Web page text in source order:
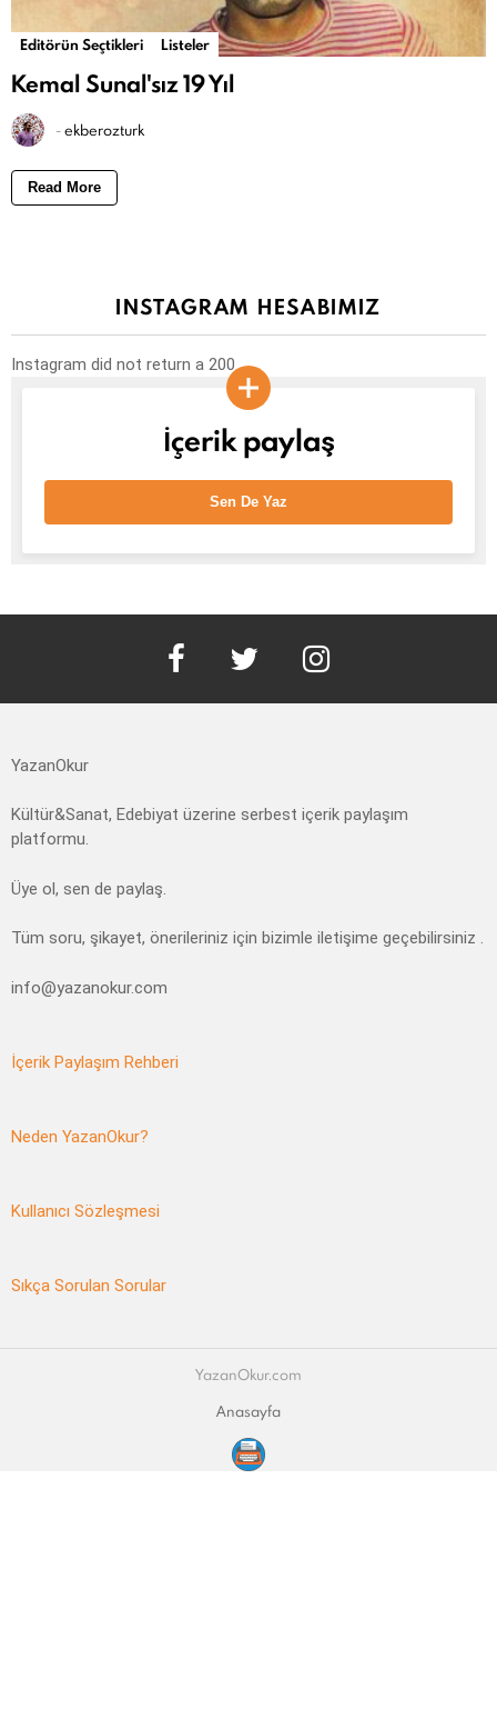
Editörün Seçtikleri Listeler
Kemal Sunal'sız 19 Yıl
-ekberozturk
Read More
INSTAGRAM HESABIMIZ
Instagram did not return a 200.
İçerik paylaş
Sen De Yaz
YazanOkur
Kültür&Sanat, Edebiyat üzerine serbest içerik paylaşım
platformu.
Üye ol, sen de paylaş.
Tüm soru, şikayet, önerileriniz için bizimle iletişime geçebilirsiniz .
info@yazanokur.com
İçerik Paylaşım Rehberi
Neden YazanOkur?
Kullanıcı Sözleşmesi
Sıkça Sorulan Sorular
YazanOkur.com
Anasayfa